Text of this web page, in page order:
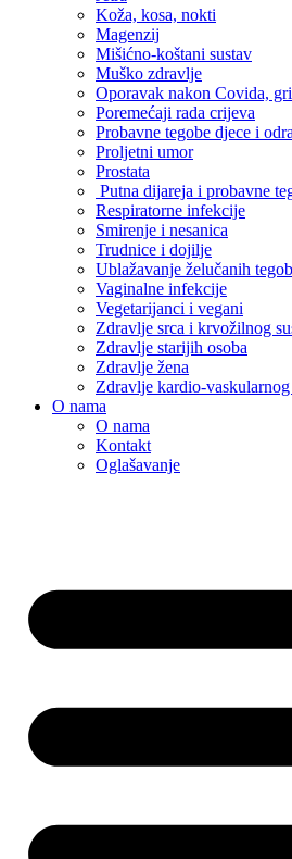
Koža, kosa, nokti
Magenzij
Mišićno-koštani sustav
Muško zdravlje
Oporavak nakon Covida,
Poremećaji rada crijeva
Probavne tegobe djece i
Proljetni umor
Prostata
Putna dijareja i probavne
Respiratorne infekcije
Smirenje i nesanica
Trudnice i dojilje
Ublažavanje želučanih
Vaginalne infekcije
Vegetarijanci i vegani
Zdravlje srca i krvožilnog
Zdravlje starijih osoba
Zdravlje žena
Zdravlje kardio-vaskularnog
O nama
O nama
Kontakt
Oglašavanje